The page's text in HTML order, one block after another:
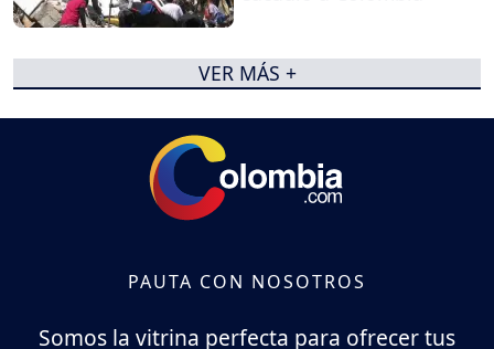
VER MÁS +
PAUTA CON NOSOTROS
Somos la vitrina perfecta para ofrecer tus